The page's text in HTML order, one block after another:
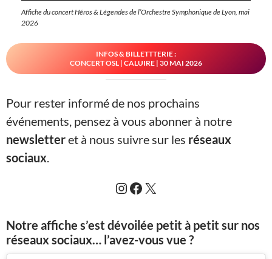
Affiche du concert Héros & Légendes de l’Orchestre Symphonique de Lyon, mai
2026
INFOS & BILLETTTERIE :
CONCERT OSL | CALUIRE | 30 MAI 2026
Pour rester informé de nos prochains
événements, pensez à vous abonner à notre
newsletteret à nous suivre sur les réseaux
sociaux.
Instagram
Facebook
X
Notre affiche s’est dévoilée petit à petit sur nos
réseaux sociaux… l’avez-vous vue ?